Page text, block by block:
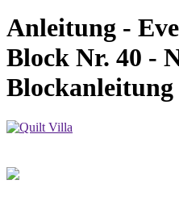
Anleitung -
Block Nr. 40 -
Blockanleitung